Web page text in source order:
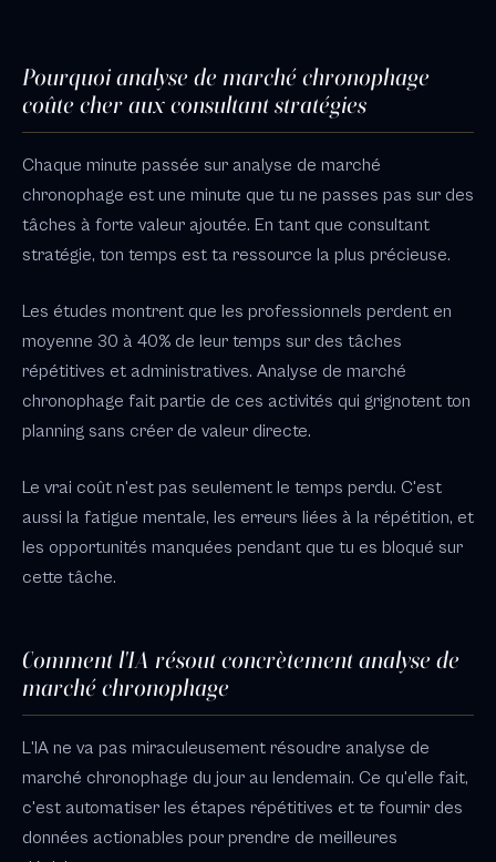
Pourquoi analyse de marché chronophage
coûte cher aux consultant stratégies
Chaque minute passée sur analyse de marché
chronophage est une minute que tu ne passes pas sur des
tâches à forte valeur ajoutée. En tant que consultant
stratégie, ton temps est ta ressource la plus précieuse.
Les études montrent que les professionnels perdent en
moyenne 30 à 40% de leur temps sur des tâches
répétitives et administratives. Analyse de marché
chronophage fait partie de ces activités qui grignotent ton
planning sans créer de valeur directe.
Le vrai coût n'est pas seulement le temps perdu. C'est
aussi la fatigue mentale, les erreurs liées à la répétition, et
les opportunités manquées pendant que tu es bloqué sur
cette tâche.
Comment l'IA résout concrètement analyse de
marché chronophage
L'IA ne va pas miraculeusement résoudre analyse de
marché chronophage du jour au lendemain. Ce qu'elle fait,
c'est automatiser les étapes répétitives et te fournir des
données actionables pour prendre de meilleures